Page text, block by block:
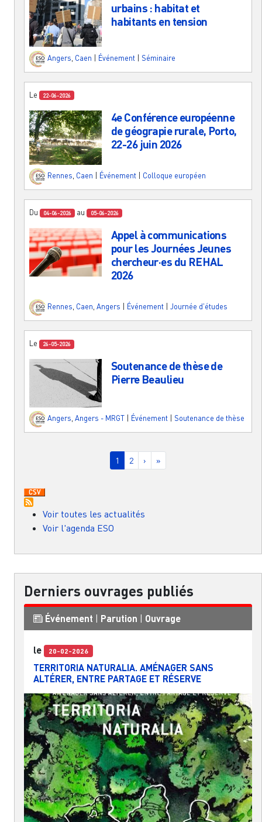
urbains : habitat et
habitants en tension
Angers Caen Événement Séminaire
Le 22-06-2026
4e Conférence européenne
de géograpie rurale, Porto,
22-26 juin 2026
Rennes Caen Événement Colloque européen
Du 04-06-2026 au 05-06-2026
Appel à communications
pour les Journées Jeunes
chercheur·es du REHAL
2026
Rennes, Caen, Angers Événement Journée d'études
Le 26-05-2026
Soutenance de thèse de
Pierre Beaulieu
Angers, Angers - MRGT Événement Soutenance de thèse
Page courante
1 Page
2 Page suivante
› Dernière page
»
Voir toutes les actualités
Voir l'agenda ESO
Derniers ouvrages publiés
Événement Parution Ouvrage
le 20-02-2026
TERRITORIA NATURALIA. AMÉNAGER SANS
ALTÉRER, ENTRE PARTAGE ET RÉSERVE